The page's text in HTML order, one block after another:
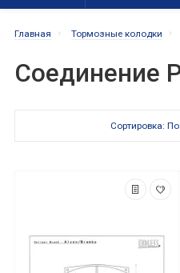
Главная Тормозные колодки
Соединение
Сортировка: